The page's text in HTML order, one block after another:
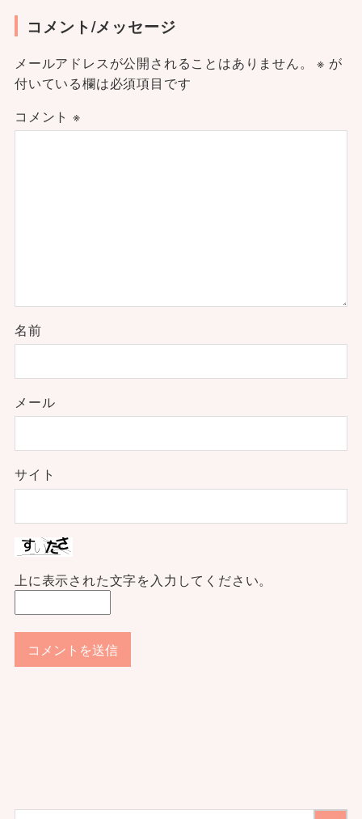
コメント/メッセージ
メールアドレスが公開されることはありません。 ※ が
付いている欄は必須項目です
コメント ※
名前
メール
サイト
上に表示された文字を入力してください。